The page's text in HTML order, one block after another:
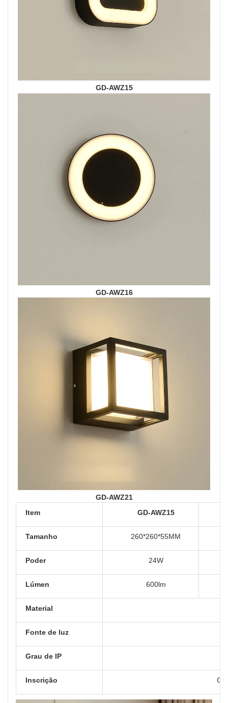
GD-AWZ15
GD-AWZ16
GD-AWZ21
Item
GD-AWZ15
Tamanho 260*260*55MM
Poder 24W
Lúmen 600lm
Material
Fonte de luz
Grau de IP
Inscrição